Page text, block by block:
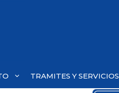
TRAMITES Y SERVICIOS